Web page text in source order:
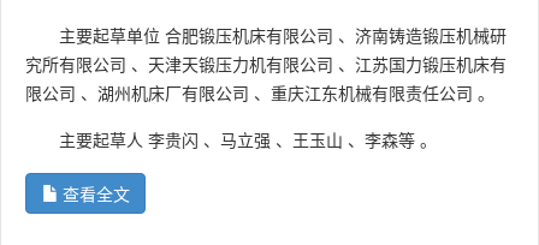
主要起草单位 合肥锻压机床有限公司 、 济南铸造锻压机械研
究所有限公司 、 天津天锻压力机有限公司 、 江苏国力锻压机床有
限公司 、 湖州机床厂有限公司 、 重庆江东机械有限责任公司 。
主要起草人 李贵闪 、 马立强 、 王玉山 、 李森等 。
查看全文